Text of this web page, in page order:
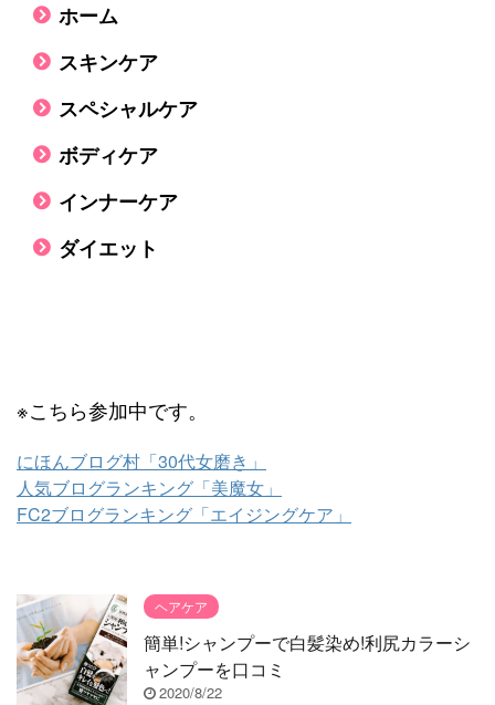
ホーム
スキンケア
スペシャルケア
ボディケア
インナーケア
ダイエット
※こちら参加中です。
にほんブログ村「30代女磨き」
人気ブログランキング「美魔女」
FC2ブログランキング「エイジングケア」
ヘアケア
簡単!シャンプーで白髪染め!利尻カラーシ
ャンプーを口コミ
2020/8/22